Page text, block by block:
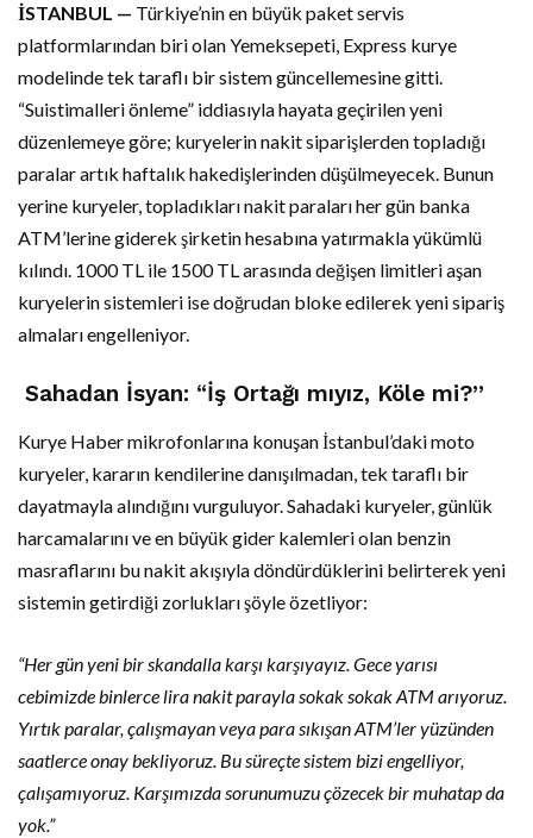
İSTANBUL — Türkiye’nin en büyük paket servis
platformlarından biri olan Yemeksepeti, Express kurye
modelinde tek taraflı bir sistem güncellemesine gitti.
“Suistimalleri önleme” iddiasıyla hayata geçirilen yeni
düzenlemeye göre; kuryelerin nakit siparişlerden topladığı
paralar artık haftalık hakedişlerinden düşülmeyecek. Bunun
yerine kuryeler, topladıkları nakit paraları her gün banka
ATM’lerine giderek şirketin hesabına yatırmakla yükümlü
kılındı. 1000 TL ile 1500 TL arasında değişen limitleri aşan
kuryelerin sistemleri ise doğrudan bloke edilerek yeni sipariş
almaları engelleniyor.
Sahadan İsyan: “İş Ortağı mıyız, Köle mi?”
Kurye Haber mikrofonlarına konuşan İstanbul’daki moto
kuryeler, kararın kendilerine danışılmadan, tek taraflı bir
dayatmayla alındığını vurguluyor. Sahadaki kuryeler, günlük
harcamalarını ve en büyük gider kalemleri olan benzin
masraflarını bu nakit akışıyla döndürdüklerini belirterek yeni
sistemin getirdiği zorlukları şöyle özetliyor:
“Her gün yeni bir skandalla karşı karşıyayız. Gece yarısı
cebimizde binlerce lira nakit parayla sokak sokak ATM arıyoruz.
Yırtık paralar, çalışmayan veya para sıkışan ATM’ler yüzünden
saatlerce onay bekliyoruz. Bu süreçte sistem bizi engelliyor,
çalışamıyoruz. Karşımızda sorunumuzu çözecek bir muhatap da
yok.”